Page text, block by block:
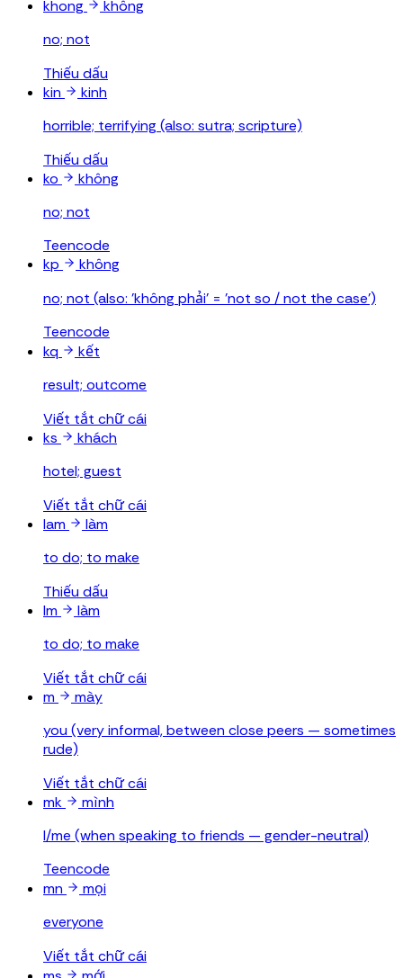
khong
không
no; not
Thiếu dấu
kin
kinh
horrible; terrifying (also: sutra; scripture)
Thiếu dấu
ko
không
no; not
Teencode
kp
không
no; not (also: 'không phải' = 'not so / not the case')
Teencode
kq
kết
result; outcome
Viết tắt chữ cái
ks
khách
hotel; guest
Viết tắt chữ cái
lam
làm
to do; to make
Thiếu dấu
lm
làm
to do; to make
Viết tắt chữ cái
m
mày
you (very informal, between close peers — sometimes
rude)
Viết tắt chữ cái
mk
mình
I/me (when speaking to friends — gender-neutral)
Teencode
mn
mọi
everyone
Viết tắt chữ cái